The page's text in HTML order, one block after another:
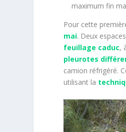
maximum fin
Pour cette
mai. Deux
feuillage caduc,
pleurotes
camion réfrigéré.
utilisant la